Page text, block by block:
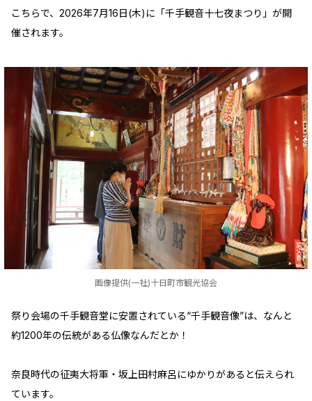
こちらで、2026年7月16日(木)に「千手観音十七夜まつり」が開
催されます。
画像提供(一社)十日町市観光協会
祭り会場の千手観音堂に安置されている“千手観音像”は、なんと
約1200年の伝統がある仏像なんだとか！
奈良時代の征夷大将軍・坂上田村麻呂にゆかりがあると伝えられ
ています。